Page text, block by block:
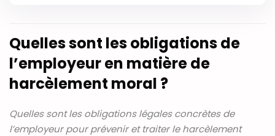
Quelles sont les obligations de
l’employeur en matière de
harcèlement moral ?
Quelles sont les obligations légales concrètes de
l’employeur pour prévenir et traiter le harcèlement